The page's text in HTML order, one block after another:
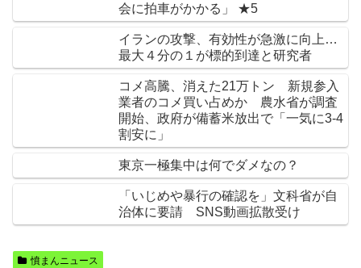
会に拍車がかかる」 ★5
イランの攻撃、有効性が急激に向上…
最大４分の１が標的到達と研究者
コメ高騰、消えた21万トン 新規参入
業者のコメ買い占めか 農水省が調査
開始、政府が備蓄米放出で「一気に3-4
割安に」
東京一極集中は何でダメなの？
「いじめや暴行の確認を」文科省が自
治体に要請 SNS動画拡散受け
憤まんニュース